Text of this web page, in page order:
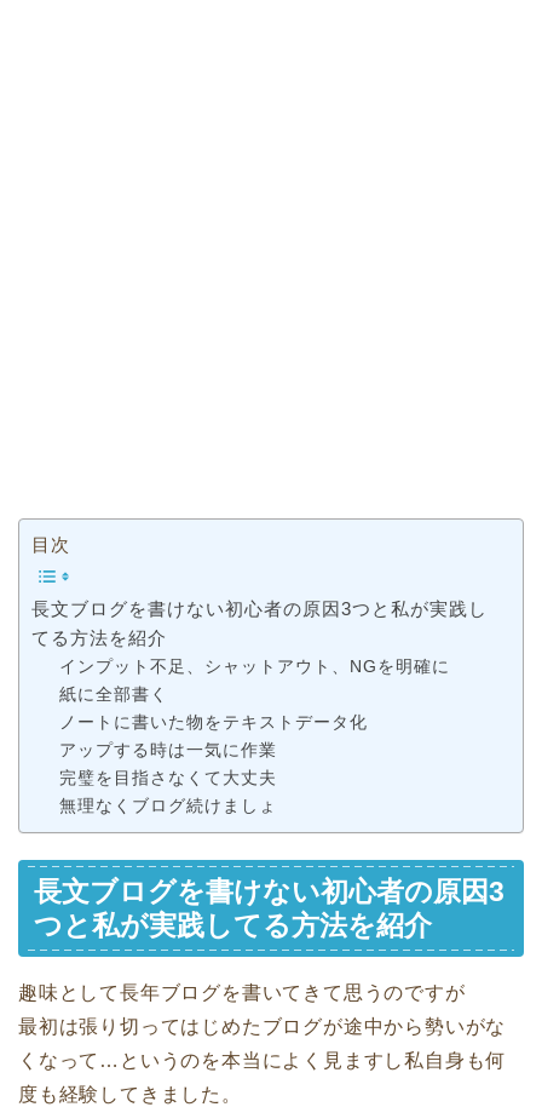
目次
長文ブログを書けない初心者の原因3つと私が実践し
てる方法を紹介
インプット不足、シャットアウト、NGを明確に
紙に全部書く
ノートに書いた物をテキストデータ化
アップする時は一気に作業
完璧を目指さなくて大丈夫
無理なくブログ続けましょ
長文ブログを書けない初心者の原因3
つと私が実践してる方法を紹介
趣味として長年ブログを書いてきて思うのですが
最初は張り切ってはじめたブログが途中から勢いがな
くなって…というのを本当によく見ますし私自身も何
度も経験してきました。